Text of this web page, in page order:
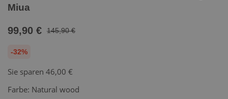
Miua
99,90 € 145,90 €
-32%
Sie sparen 46,00 €
Farbe: Natural wood